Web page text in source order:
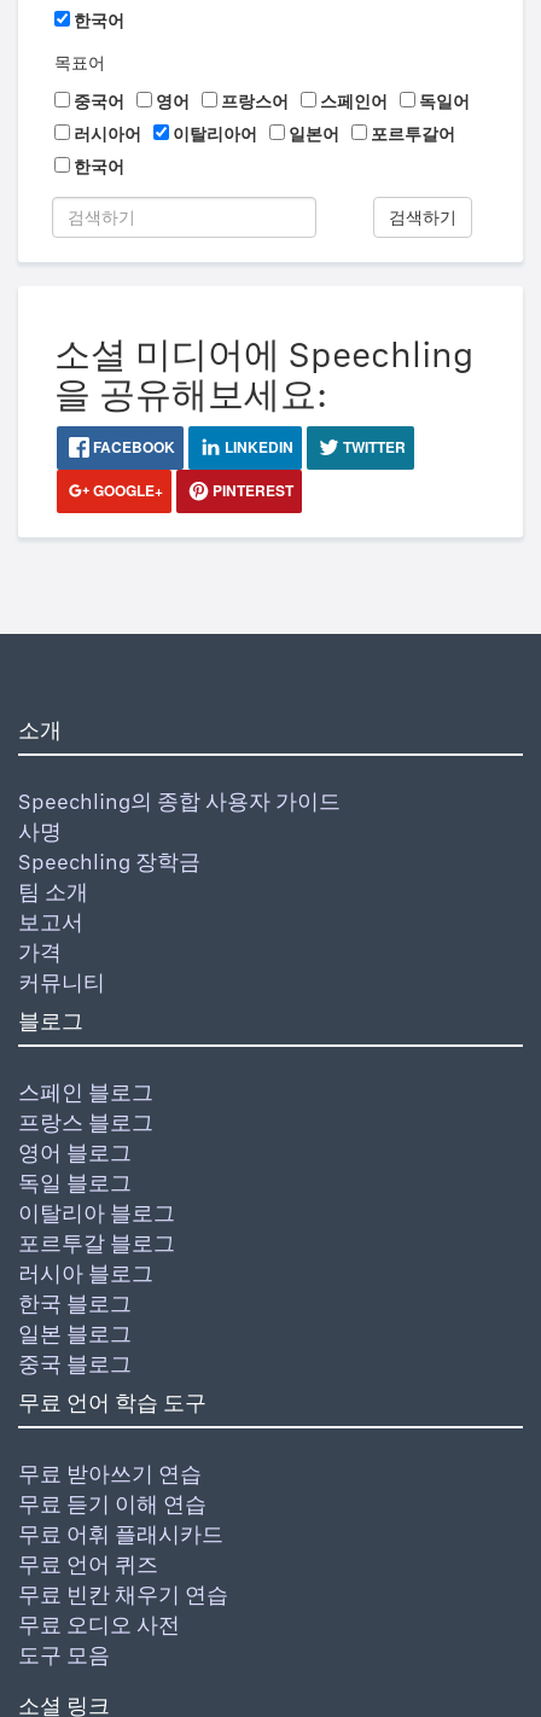
한국어
목표어
중국어
영어 프랑스어 스페인어
독일어
러시아어
이탈리아어 일본어
포르투갈어
한국어
검색하기
소셜 미디어에 Speechling
을 공유해보세요:
FACEBOOK LINKEDIN
TWITTER
GOOGLE+
PINTEREST
소개
Speechling의 종합 사용자 가이드
사명
Speechling 장학금
팀 소개
보고서
가격
커뮤니티
블로그
스페인 블로그
프랑스 블로그
영어 블로그
독일 블로그
이탈리아 블로그
포르투갈 블로그
러시아 블로그
한국 블로그
일본 블로그
중국 블로그
무료 언어 학습 도구
무료 받아쓰기 연습
무료 듣기 이해 연습
무료 어휘 플래시카드
무료 언어 퀴즈
무료 빈칸 채우기 연습
무료 오디오 사전
도구 모음
소셜 링크